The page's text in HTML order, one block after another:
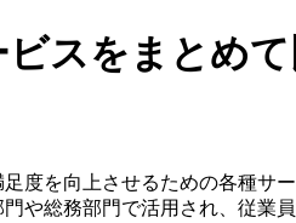
ビスをまとめて
度を向上させるための各種
や総務部門で活用され、従業